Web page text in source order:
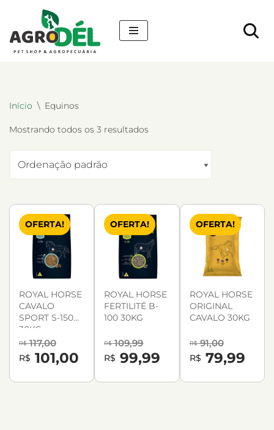
Pular
para
Início \ Equinos
Mostrando todos os 3 resultados
OFERTA!
ROYAL HORSE
CAVALO
SPORT S-150
30KG
R$117,00
R$ 101,00
OFERTA!
ROYAL HORSE
FERTILITÉ B-
100 30KG
R$109,99
R$ 99,99
OFERTA!
ROYAL HORSE
ORIGINAL
CAVALO 30KG
R$91,00
R$ 79,99